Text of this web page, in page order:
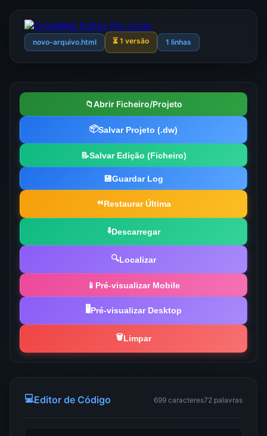
novo-arquivo.html ⏳ 1 versão 1 linhas
📁Abrir Ficheiro/Projeto
📦Salvar Projeto (.dw)
📝Salvar Edição (Ficheiro)
💾Guardar Log
⏪Restaurar Última
⬇️Descarregar
🔍Localizar
📱 Pré-visualizar Mobile
🖥️ Pré-visualizar Desktop
🗑️Limpar
💻Editor de Código 699 caracteres72 palavras